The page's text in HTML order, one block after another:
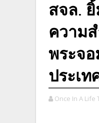
สจล. ยิ้
ความ
พระจ
ประเท
Once In A Life